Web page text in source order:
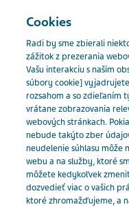
Ste
Slovakia Naše
5mg/25mg Actavis
Ramipril
Actavis
Cookies
Radi by sme zbierali
zážitok z prezerania
Vašu interakciu s naším
súbory cookie]
rozsahom a so zdieľaním
vrátane zobrazovania
webových stránkach.
nebude takýto zber
neudelenie súhlasu môže
webu a na služby, ktoré
môžete kedykoľvek
dozvedieť viac o vašich
ktoré zhromažďujeme, a